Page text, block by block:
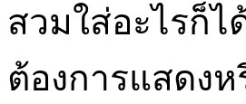
สวมใส่อะไรก็
ต้องการแสดง